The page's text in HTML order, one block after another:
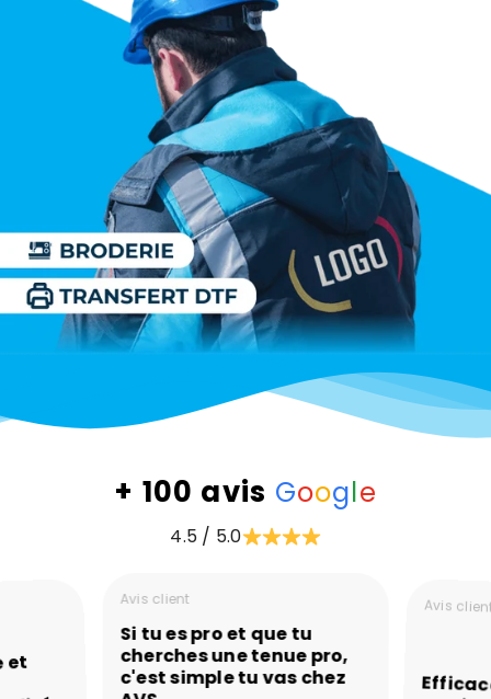
+ 100 avis Google
4.5 / 5.0
et
Avis client
Si tu es pro et que tu
cherches une tenue pro,
c'est simple tu vas chez
Avis